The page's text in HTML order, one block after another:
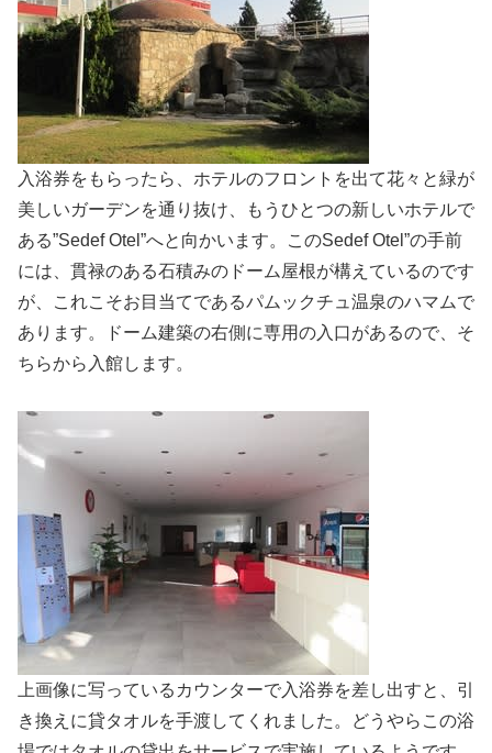
入浴券をもらったら、ホテルのフロントを出て花々と緑が
美しいガーデンを通り抜け、もうひとつの新しいホテルで
ある”Sedef Otel”へと向かいます。このSedef Otel”の手前
には、貫禄のある石積みのドーム屋根が構えているのです
が、これこそお目当てであるパムックチュ温泉のハマムで
あります。ドーム建築の右側に専用の入口があるので、そ
ちらから入館します。
上画像に写っているカウンターで入浴券を差し出すと、引
き換えに貸タオルを手渡してくれました。どうやらこの浴